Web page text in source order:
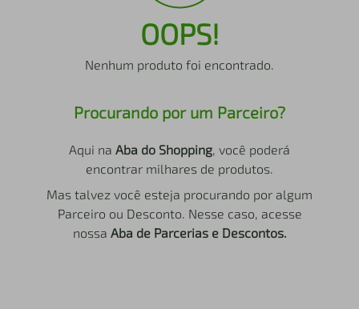
OOPS!
Nenhum produto foi encontrado.
Procurando por um Parceiro?
Aqui na Aba do Shopping, você poderá
encontrar milhares de produtos.
Mas talvez você esteja procurando por algum
Parceiro ou Desconto. Nesse caso, acesse
nossa Aba de Parcerias e Descontos.
iphone